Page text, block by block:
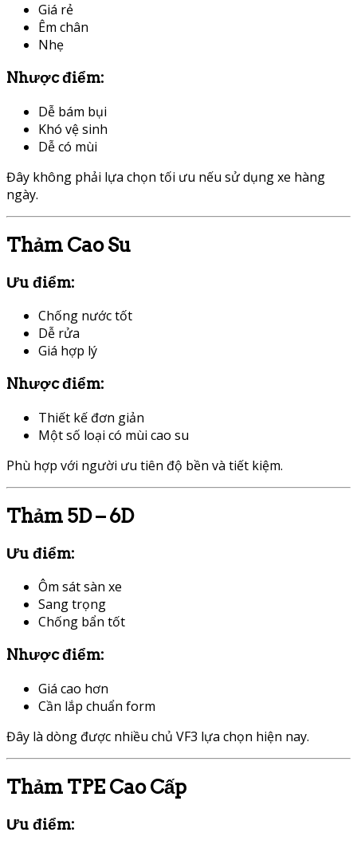
Giá rẻ
Êm chân
Nhẹ
Nhược điểm:
Dễ bám bụi
Khó vệ sinh
Dễ có mùi
Đây không phải lựa chọn tối ưu nếu sử dụng xe hàng
ngày.
Thảm Cao Su
Ưu điểm:
Chống nước tốt
Dễ rửa
Giá hợp lý
Nhược điểm:
Thiết kế đơn giản
Một số loại có mùi cao su
Phù hợp với người ưu tiên độ bền và tiết kiệm.
Thảm 5D – 6D
Ưu điểm:
Ôm sát sàn xe
Sang trọng
Chống bẩn tốt
Nhược điểm:
Giá cao hơn
Cần lắp chuẩn form
Đây là dòng được nhiều chủ VF3 lựa chọn hiện nay.
Thảm TPE Cao Cấp
Ưu điểm: